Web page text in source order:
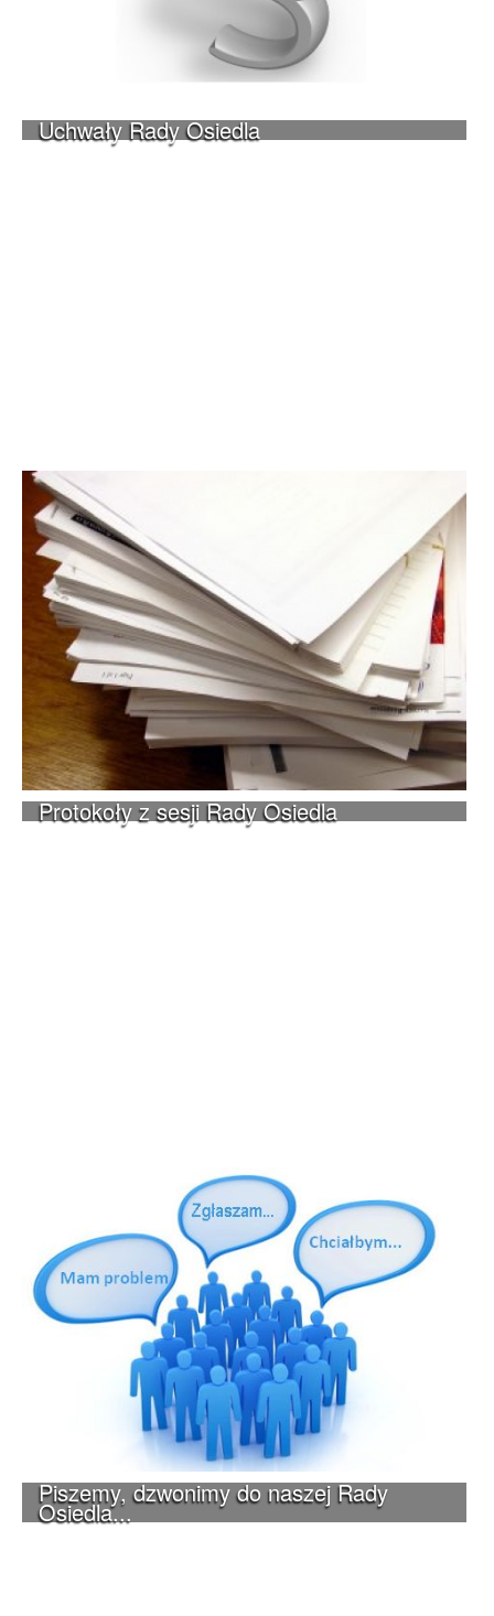
Uchwały Rady Osiedla
Protokoły z sesji Rady Osiedla
Piszemy, dzwonimy do naszej Rady
Osiedla...